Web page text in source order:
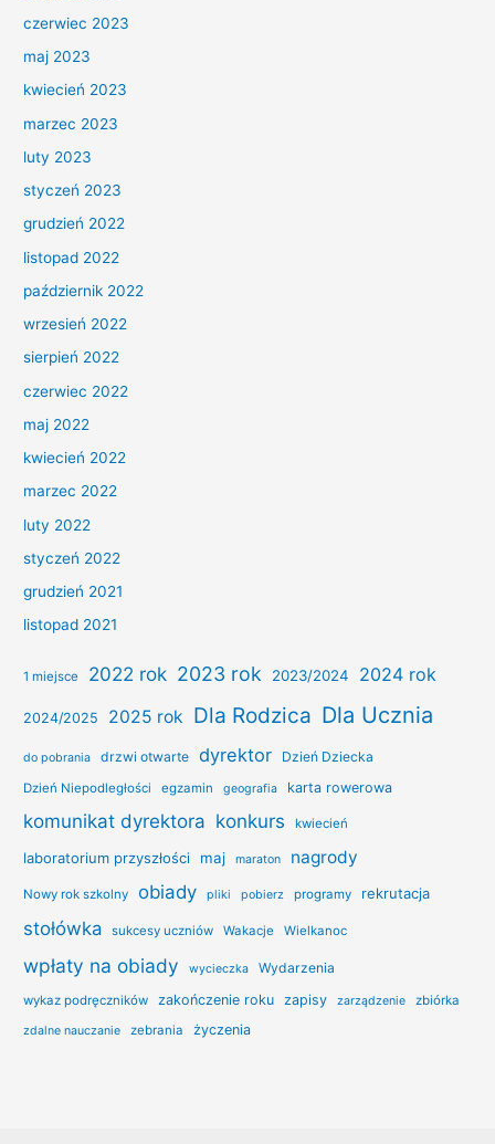
czerwiec 2023
maj 2023
kwiecień 2023
marzec 2023
luty 2023
styczeń 2023
grudzień 2022
listopad 2022
październik 2022
wrzesień 2022
sierpień 2022
czerwiec 2022
maj 2022
kwiecień 2022
marzec 2022
luty 2022
styczeń 2022
grudzień 2021
listopad 2021
1 miejsce 2022 rok 2023 rok 2023/2024 2024 rok
2024/2025 2025 rok Dla Rodzica Dla Ucznia
do pobrania drzwi otwarte dyrektor Dzień Dziecka
Dzień Niepodległości egzamin geografia karta rowerowa
komunikat dyrektora konkurs kwiecień
laboratorium przyszłości maj maraton nagrody
Nowy rok szkolny obiady pliki pobierz programy rekrutacja
stołówka sukcesy uczniów Wakacje Wielkanoc
wpłaty na obiady wycieczka Wydarzenia
wykaz podręczników zakończenie roku zapisy zarządzenie zbiórka
zdalne nauczanie zebrania życzenia